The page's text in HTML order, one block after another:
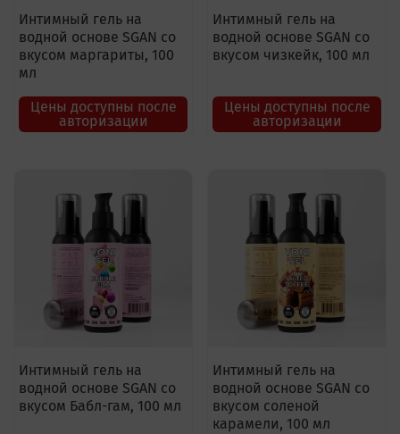
Интимный гель на
водной основе SGAN со
вкусом маргариты, 100
мл
Цены доступны после
авторизации
Интимный гель на
водной основе SGAN со
вкусом чизкейк, 100 мл
Цены доступны после
авторизации
Интимный гель на
водной основе SGAN со
вкусом Бабл-гам, 100 мл
Интимный гель на
водной основе SGAN со
вкусом соленой
карамели, 100 мл